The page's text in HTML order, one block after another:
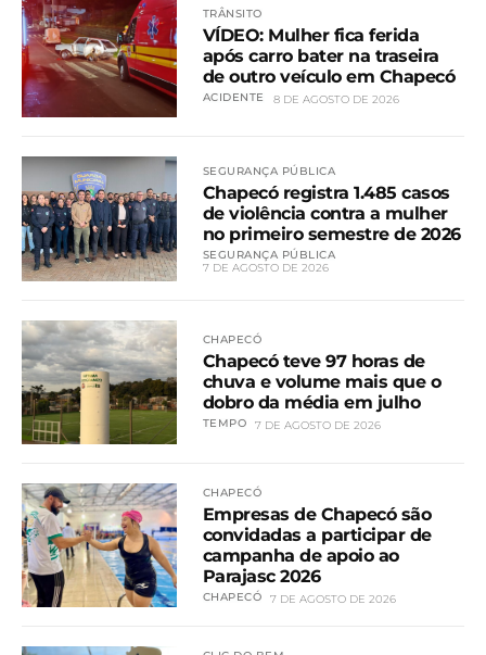
TRÂNSITO
VÍDEO: Mulher fica ferida
após carro bater na traseira
de outro veículo em Chapecó
ACIDENTE 8 DE AGOSTO DE 2026
SEGURANÇA PÚBLICA
Chapecó registra 1.485 casos
de violência contra a mulher
no primeiro semestre de 2026
SEGURANÇA PÚBLICA
7 DE AGOSTO DE 2026
CHAPECÓ
Chapecó teve 97 horas de
chuva e volume mais que o
dobro da média em julho
TEMPO 7 DE AGOSTO DE 2026
CHAPECÓ
Empresas de Chapecó são
convidadas a participar de
campanha de apoio ao
Parajasc 2026
CHAPECÓ 7 DE AGOSTO DE 2026